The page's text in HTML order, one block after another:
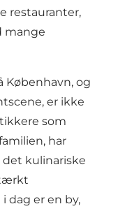
restauranter,
mange
København, og
er ikke
som
har
det kulinariske
dag er en by,